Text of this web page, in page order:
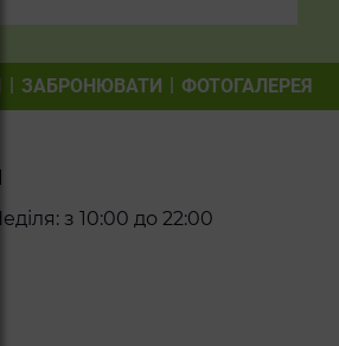
ЗАБРОНЮВАТИ ФОТОГАЛЕРЕЯ
з 10:00 до 22:00